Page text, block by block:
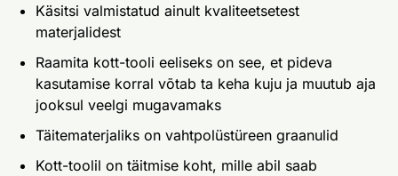
Käsitsi valmistatud ainult kvaliteetsetest
materjalidest
Raamita kott-tooli eeliseks on see, et pideva
kasutamise korral võtab ta keha kuju ja muutub aja
jooksul veelgi mugavamaks
Täitematerjaliks on vahtpolüstüreen graanulid
Kott-toolil on täitmise koht, mille abil saab